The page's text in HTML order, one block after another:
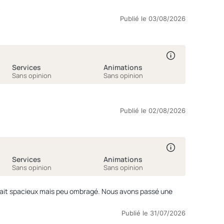
bien respectés. L’espace spa sans enfant est un
un deuxième terrain, pour mieux répartir les enfants et
est fait pour que les vacanciers se sentent bien.
Publié le 03/08/2026
Services
Sans opinion
Animations
Sans opinion
Publié le 02/08/2026
Services
Sans opinion
Animations
Sans opinion
Publié le 31/07/2026